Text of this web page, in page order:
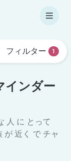
フィルター 1
ンダー
人 に とって
が 近く で チャ